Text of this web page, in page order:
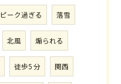
ピーク過ぎる 落雪
北風 煽られる
徒歩5 分 関西